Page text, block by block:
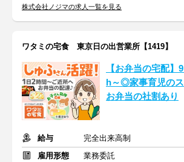
株式会社ノジマの求人一覧を見る
ワタミの宅食 東京日の出営業所【1419】
【お弁当の宅配】
h～◎家事育児のス
お弁当の社割あり
給与
完全出来高制
雇用形態
業務委託